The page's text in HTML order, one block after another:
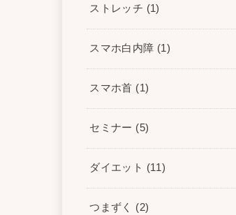
ストレッチ (1)
スマホ白内障 (1)
スマホ首 (1)
セミナー (5)
ダイエット (11)
つまずく (2)